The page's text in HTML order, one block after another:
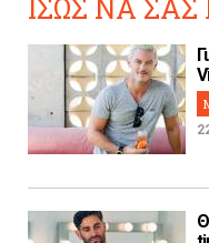
ΙΣΩΣ ΝΑ